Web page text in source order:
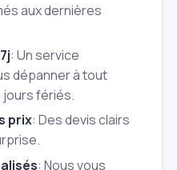
aux dernières
: Un service
dépanner à tout
jours fériés.
prix: Des devis clairs
: Nous vous